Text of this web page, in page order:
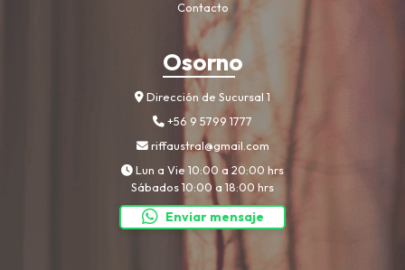
Contacto
Osorno
Dirección de Sucursal 1
+56 9 5799 1777
riffaustral@gmail.com
Lun a Vie 10:00 a 20:00 hrs
Sábados 10:00 a 18:00 hrs
Enviar mensaje